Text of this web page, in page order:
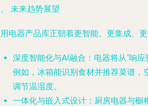
未来趋势展望
电器产品库正朝着更智能、更集成、
深度智能化与AI融合 ：电器将从“响
例如，冰箱能识别食材并推荐菜谱，
调节温湿度。
一体化与嵌入式设计 ：厨房电器与